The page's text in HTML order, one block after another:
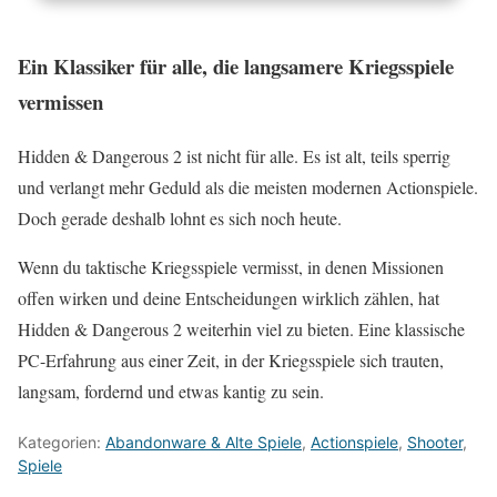
Überblick hast. Es fühlt sich langsamer an – genau
darin liegt die taktische Stärke.
Ein Klassiker für alle, die langsamere Kriegsspiele
vermissen
Hidden & Dangerous 2 ist nicht für alle. Es ist alt, teils sperrig
und verlangt mehr Geduld als die meisten modernen Actionspiele.
Doch gerade deshalb lohnt es sich noch heute.
Wenn du taktische Kriegsspiele vermisst, in denen Missionen
offen wirken und deine Entscheidungen wirklich zählen, hat
Hidden & Dangerous 2 weiterhin viel zu bieten. Eine klassische
PC-Erfahrung aus einer Zeit, in der Kriegsspiele sich trauten,
langsam, fordernd und etwas kantig zu sein.
Kategorien: Abandonware & Alte Spiele, Actionspiele, Shooter,
Spiele